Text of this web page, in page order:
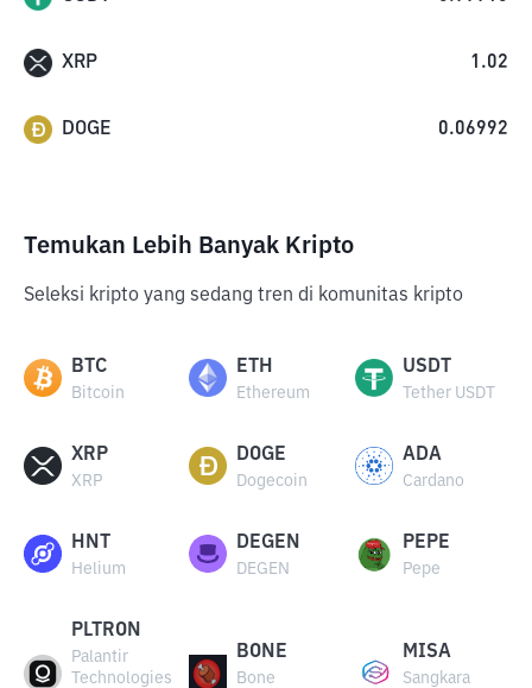
XRP 1.02
DOGE 0.06992
Temukan Lebih Banyak Kripto
Seleksi kripto yang sedang tren di komunitas kripto
BTC
Bitcoin
ETH
Ethereum
USDT
Tether USDT
XRP
XRP
DOGE
Dogecoin
ADA
Cardano
HNT
Helium
DEGEN
DEGEN
PEPE
Pepe
PLTRON
Palantir
Technologies
BONE
Bone
MISA
Sangkara